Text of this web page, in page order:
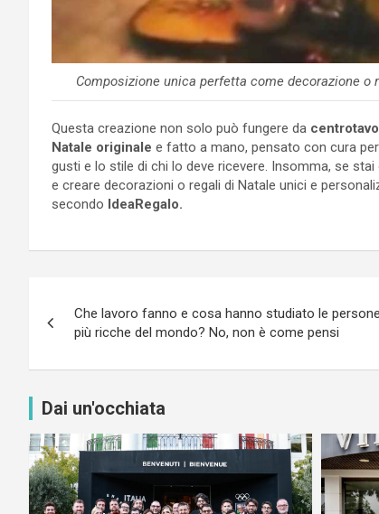
Composizione unica perfetta come decorazione
Questa creazione non solo può fungere da
Natale originale e fatto a mano, pensato con cura
gusti e lo stile di chi lo deve ricevere. Insomma, se
e creare decorazioni o regali di Natale unici e
secondo IdeaRegalo.
articoli
Che lavoro fanno e cosa hanno studiato le persone
più ricche del mondo? No, non è come pensi
Dai un'occhiata